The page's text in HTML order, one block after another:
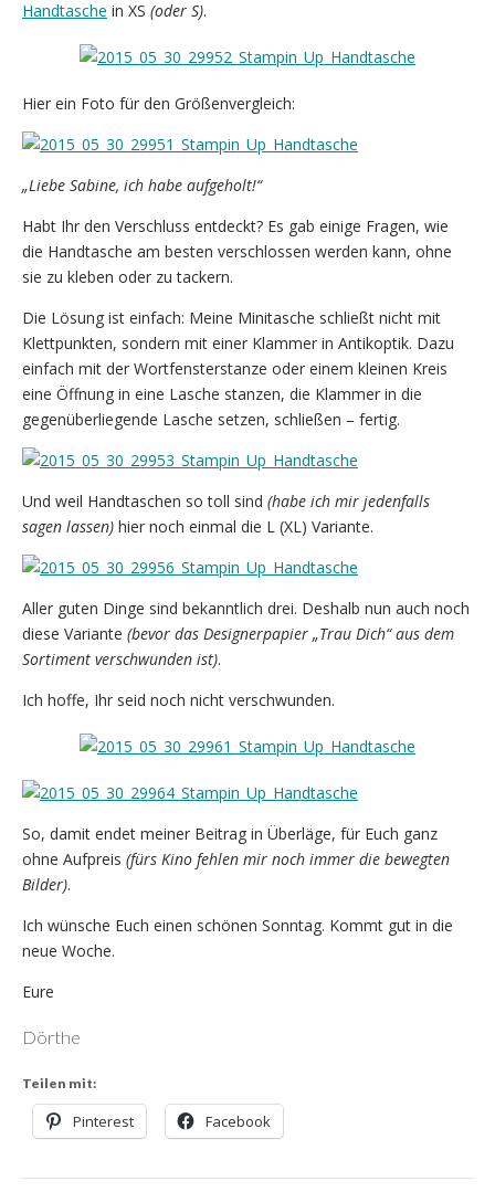
Handtasche in XS (oder S).
Hier ein Foto für den Größenvergleich:
„Liebe Sabine, ich habe aufgeholt!“
Habt Ihr den Verschluss entdeckt? Es gab einige Fragen, wie
die Handtasche am besten verschlossen werden kann, ohne
sie zu kleben oder zu tackern.
Die Lösung ist einfach: Meine Minitasche schließt nicht mit
Klettpunkten, sondern mit einer Klammer in Antikoptik. Dazu
einfach mit der Wortfensterstanze oder einem kleinen Kreis
eine Öffnung in eine Lasche stanzen, die Klammer in die
gegenüberliegende Lasche setzen, schließen – fertig.
Und weil Handtaschen so toll sind (habe ich mir jedenfalls
sagen lassen) hier noch einmal die L (XL) Variante.
Aller guten Dinge sind bekanntlich drei. Deshalb nun auch noch
diese Variante (bevor das Designerpapier „Trau Dich“ aus dem
Sortiment verschwunden ist).
Ich hoffe, Ihr seid noch nicht verschwunden.
So, damit endet meiner Beitrag in Überläge, für Euch ganz
ohne Aufpreis (fürs Kino fehlen mir noch immer die bewegten
Bilder).
Ich wünsche Euch einen schönen Sonntag. Kommt gut in die
neue Woche.
Eure
Dörthe
Teilen mit:
Pinterest Facebook